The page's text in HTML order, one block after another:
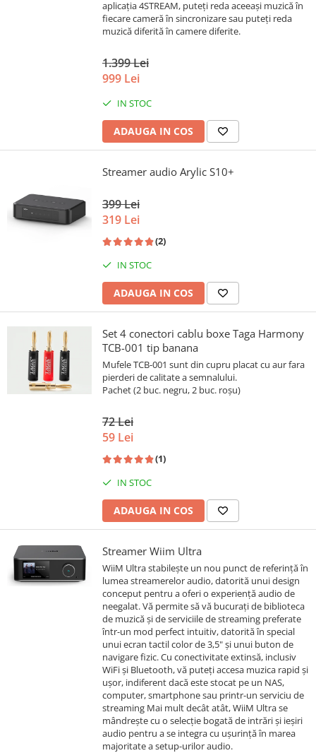
aplicația 4STREAM, puteți reda aceeași muzică în
fiecare cameră în sincronizare sau puteți reda
muzică diferită în camere diferite.
1.399 Lei
999 Lei
IN STOC
ADAUGA IN COS
Streamer audio Arylic S10+
399 Lei
319 Lei
(2)
IN STOC
ADAUGA IN COS
Set 4 conectori cablu boxe Taga Harmony
TCB-001 tip banana
Mufele TCB-001 sunt din cupru placat cu aur fara
pierderi de calitate a semnalului.
Pachet (2 buc. negru, 2 buc. roșu)
72 Lei
59 Lei
(1)
IN STOC
ADAUGA IN COS
Streamer Wiim Ultra
WiiM Ultra stabilește un nou punct de referință în
lumea streamerelor audio, datorită unui design
conceput pentru a oferi o experiență audio de
neegalat. Vă permite să vă bucurați de biblioteca
de muzică și de serviciile de streaming preferate
într-un mod perfect intuitiv, datorită în special
unui ecran tactil color de 3,5" și unui buton de
navigare fizic. Cu conectivitate extinsă, inclusiv
WiFi și Bluetooth, vă puteți accesa muzica rapid și
ușor, indiferent dacă este stocat pe un NAS,
computer, smartphone sau printr-un serviciu de
streaming Mai mult decât atât, WiiM Ultra se
mândrește cu o selecție bogată de intrări și ieșiri
audio pentru a se integra cu ușurință în marea
majoritate a setup-urilor audio.